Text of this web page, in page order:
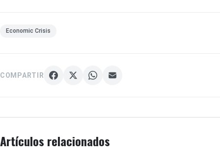
Economic Crisis
COMPARTIR
Artículos relacionados